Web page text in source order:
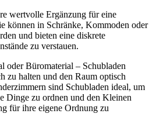
wertvolle Ergänzung für eine
können in Schränke, Kommoden oder
und bieten eine diskrete
zu verstauen.
oder Büromaterial – Schubladen
zu halten und den Raum optisch
sind Schubladen ideal, um
Dinge zu ordnen und den Kleinen
für ihre eigene Ordnung zu